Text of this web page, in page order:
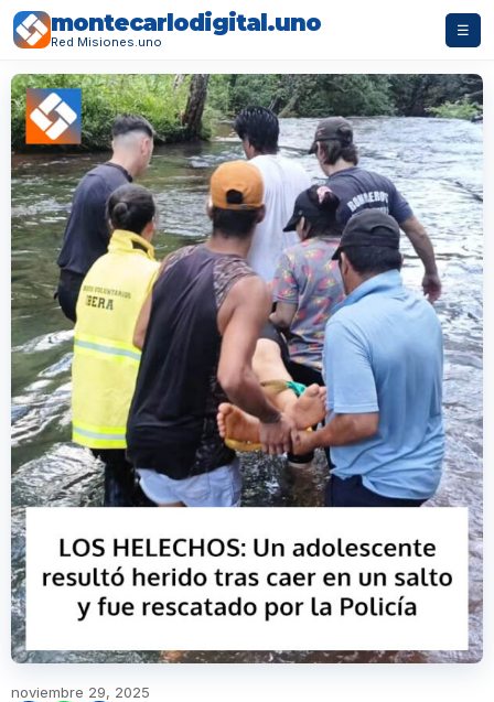
montecarlodigital.uno
Red Misiones.uno
☰
noviembre 29, 2025